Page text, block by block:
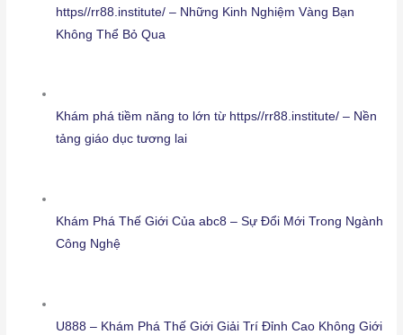
https//rr88.institute/ – Những Kinh Nghiệm Vàng Bạn
Không Thể Bỏ Qua
Khám phá tiềm năng to lớn từ https//rr88.institute/ – Nền
tảng giáo dục tương lai
Khám Phá Thế Giới Của abc8 – Sự Đổi Mới Trong Ngành
Công Nghệ
U888 – Khám Phá Thế Giới Giải Trí Đỉnh Cao Không Giới